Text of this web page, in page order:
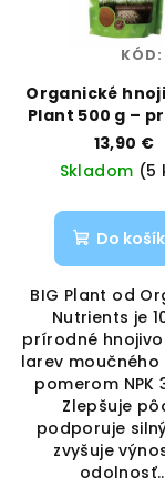
Organické
Plant 500 g –
rast a výnos |
Nutrients |
13,90 €
Skladom (5
Do
BIG Plant od
Nutrients je
prírodné
larev moučného
pomerom NPK
Zlepšuje
podporuje
zvyšuje
KÓD: